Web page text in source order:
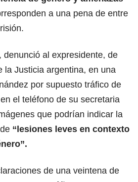
a una pena de entre
denunció al expresidente, de
la Justicia argentina, en una
por supuesto tráfico de
el teléfono de su secretaria
que podrían indicar la
“lesiones leves en contexto
de una veintena de